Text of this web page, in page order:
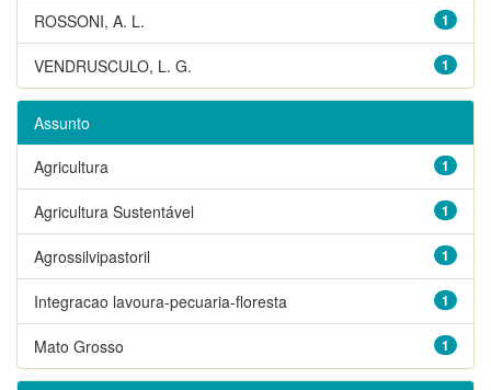
1
ROSSONI, A. L.
1
VENDRUSCULO, L. G.
Assunto
1
Agricultura
1
Agricultura Sustentável
1
Agrossilvipastoril
1
Integracao lavoura-pecuaria-floresta
1
Mato Grosso